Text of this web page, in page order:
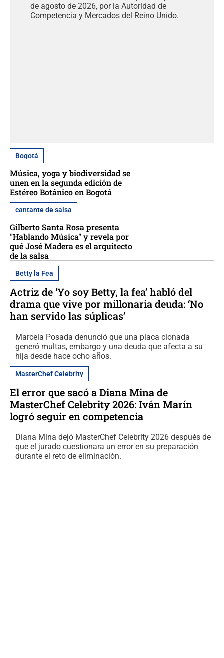
de agosto de 2026, por la Autoridad de
Competencia y Mercados del Reino Unido.
Bogotá
Música, yoga y biodiversidad se
unen en la segunda edición de
Estéreo Botánico en Bogotá
cantante de salsa
Gilberto Santa Rosa presenta
"Hablando Música" y revela por
qué José Madera es el arquitecto
de la salsa
Betty la Fea
Actriz de ‘Yo soy Betty, la fea’ habló del
drama que vive por millonaria deuda: ‘No
han servido las súplicas’
Marcela Posada denunció que una placa clonada
generó multas, embargo y una deuda que afecta a su
hija desde hace ocho años.
MasterChef Celebrity
El error que sacó a Diana Mina de
MasterChef Celebrity 2026: Iván Marín
logró seguir en competencia
Diana Mina dejó MasterChef Celebrity 2026 después de
que el jurado cuestionara un error en su preparación
durante el reto de eliminación.